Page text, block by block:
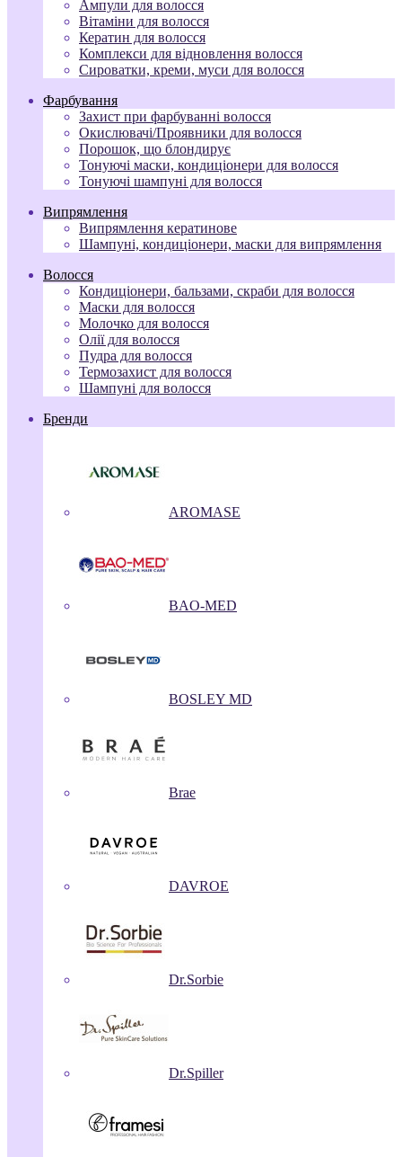
Ампули для волосся
Вітаміни для волосся
Кератин для волосся
Комплекси для відновлення волосся
Сироватки, креми, муси для волосся
Фарбування
Захист при фарбуванні волосся
Окислювачі/Проявники для волосся
Порошок, що блондирує
Тонуючі маски, кондиціонери для волосся
Тонуючі шампуні для волосся
Випрямлення
Випрямлення кератинове
Шампуні, кондиціонери, маски для випрямлення
Волосся
Кондиціонери, бальзами, скраби для волосся
Маски для волосся
Молочко для волосся
Олії для волосся
Пудра для волосся
Термозахист для волосся
Шампуні для волосся
Бренди
AROMASE
BAO-MED
BOSLEY MD
Brae
DAVROE
Dr.Sorbie
Dr.Spiller